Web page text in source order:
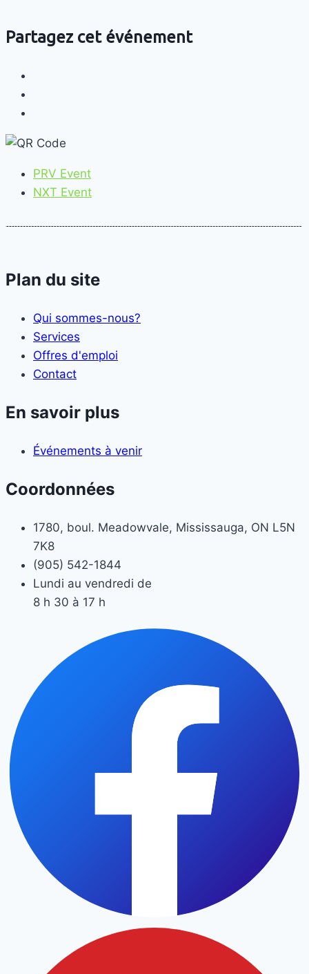
Partagez cet événement
PRV Event
NXT Event
Plan du site
Qui sommes-nous?
Services
Offres d'emploi
Contact
En savoir plus
Événements à venir
Coordonnées
1780, boul. Meadowvale, Mississauga, ON L5N
7K8
(905) 542-1844
Lundi au vendredi de
8 h 30 à 17 h